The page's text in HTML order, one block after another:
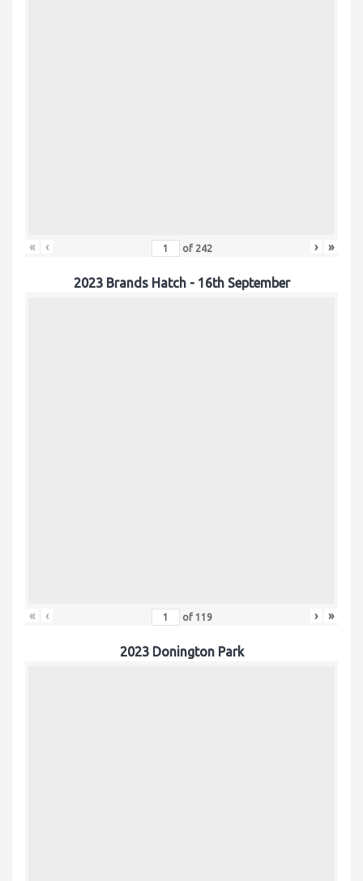
« ‹ of 242 › »
2023 Brands Hatch - 16th September
« ‹ of 119 › »
2023 Donington Park